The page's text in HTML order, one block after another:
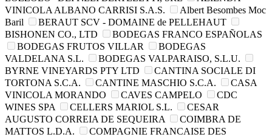
VINICOLA ALBANO CARRISI S.A.S.
Albert Besombes Moc
Baril
BERAUT SCV - DOMAINE de PELLEHAUT
BISHONEN CO., LTD
BODEGAS FRANCO ESPAÑOLAS
BODEGAS FRUTOS VILLAR
BODEGAS
VALDELANA S.L.
BODEGAS VALPARAISO, S.L.U.
BYRNE VINEYARDS PTY LTD
CANTINA SOCIALE DI
TORTONA S.C.A.
CANTINE MASCHIO S.C.A.
CASA
VINICOLA MORANDO
CAVES CAMPELO
CDC
WINES SPA
CELLERS MARIOL S.L.
CESAR
AUGUSTO CORREIA DE SEQUEIRA
COIMBRA DE
MATTOS L.D.A.
COMPAGNIE FRANCAISE DES